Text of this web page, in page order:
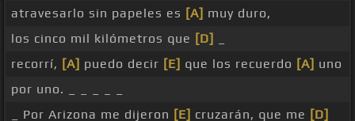
atravesarlo sin papeles es [A] muy duro,
los cinco mil kilómetros que [D]
recorrí, [A] puedo decir [E] que los recuerdo [A] uno
por uno. _ _ _ _ _
_ Por Arizona me dijeron [E] cruzarán, que me [D]